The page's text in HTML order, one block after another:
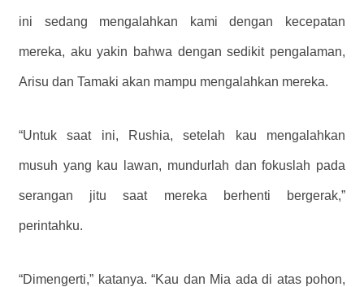
ini sedang mengalahkan kami dengan kecepatan
mereka, aku yakin bahwa dengan sedikit pengalaman,
Arisu dan Tamaki akan mampu mengalahkan mereka.
“Untuk saat ini, Rushia, setelah kau mengalahkan
musuh yang kau lawan, mundurlah dan fokuslah pada
serangan jitu saat mereka berhenti bergerak,”
perintahku.
“Dimengerti,” katanya. “Kau dan Mia ada di atas pohon,